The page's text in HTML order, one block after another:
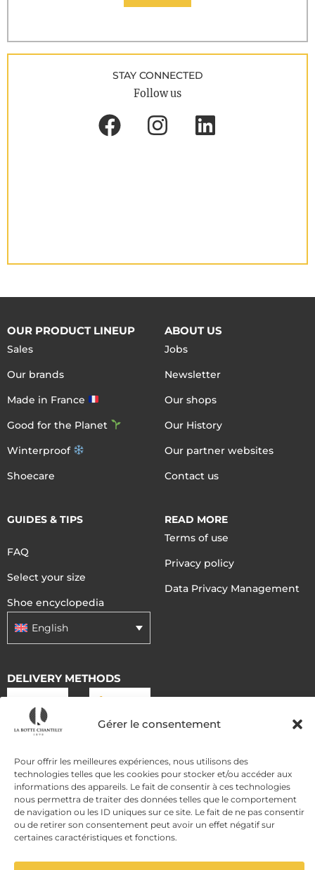
Gérer le consentement
Pour offrir les meilleures expériences, nous utilisons des
technologies telles que les cookies pour stocker et/ou accéder aux
informations des appareils. Le fait de consentir à ces technologies
nous permettra de traiter des données telles que le comportement
de navigation ou les ID uniques sur ce site. Le fait de ne pas consentir
ou de retirer son consentement peut avoir un effet négatif sur
certaines caractéristiques et fonctions.
STAY CONNECTED
Follow us
OUR PRODUCT LINEUP
Sales
Our brands
Made in France
Good for the Planet
Winterproof
Shoecare
ABOUT US
Jobs
Newsletter
Our shops
Our History
Our partner websites
Contact us
GUIDES & TIPS
FAQ
Select your size
Shoe encyclopedia
English
READ MORE
Terms of use
Privacy policy
Data Privacy Management
DELIVERY METHODS
PAYMENT METHODS